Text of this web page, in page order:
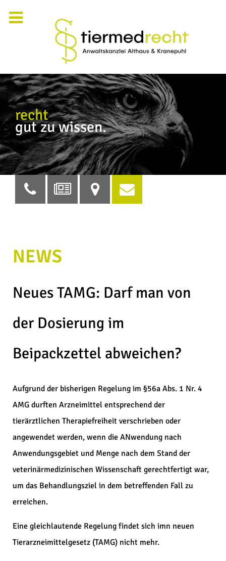
recht
gut zu wissen.
NEWS
Neues TAMG: Darf man von
der Dosierung im
Beipackzettel abweichen?
Aufgrund der bisherigen Regelung im §56a Abs. 1 Nr. 4
AMG durften Arzneimittel entsprechend der
tierärztlichen Therapiefreiheit verschrieben oder
angewendet werden, wenn die ANwendung nach
Anwendungsgebiet und Menge nach dem Stand der
veterinärmedizinischen Wissenschaft gerechtfertigt war,
um das Behandlungsziel in dem betreffenden Fall zu
erreichen.
Eine gleichlautende Regelung findet sich imn neuen
Tierarzneimittelgesetz (TAMG) nicht mehr.